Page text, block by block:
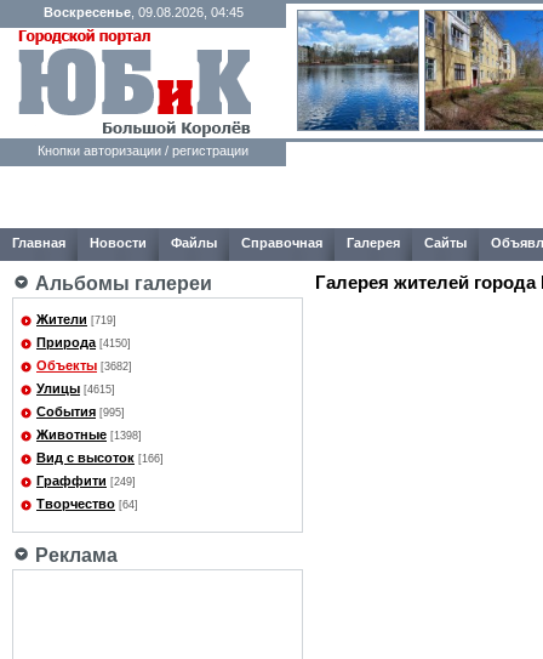
Воскресенье, 09.08.2026, 04:45
Кнопки авторизации / регистрации
Главная Новости Файлы Справочная Галерея Сайты
Альбомы галереи
Жители [719]
Природа [4150]
Объекты [3682]
Улицы [4615]
События [995]
Животные [1398]
Вид с высоток [166]
Граффити [249]
Творчество [64]
Реклама
Галерея жителей города